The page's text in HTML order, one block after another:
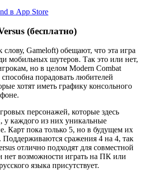
в App Store
(бесплатно)
слову, Gameloft) обещают, что эта игра
мобильных шутеров. Так это или нет,
но в целом Modern Combat
способна порадовать любителей
хотят иметь графику консольного
персонажей, которые здесь
у каждого из них уникальные
Карт пока только 5, но в будущем их
Поддерживаются сражения 4 на 4, так
отлично подходят для совместной
нет возможности играть на ПК или
языка присутствует.